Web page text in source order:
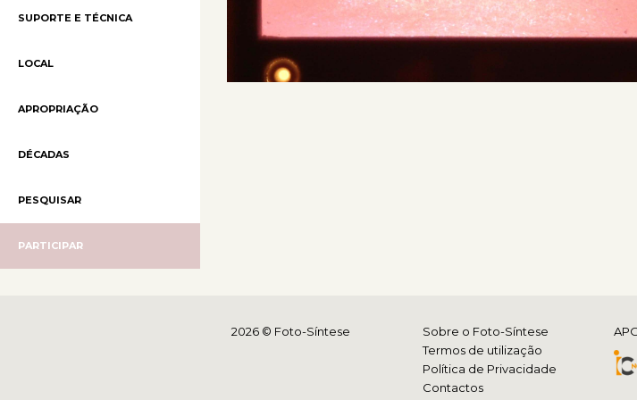
SUPORTE E TÉCNICA
LOCAL
APROPRIAÇÃO
DÉCADAS
PESQUISAR
PARTICIPAR
Sobre o Foto-Síntese
Termos de utilização
Política de Privacidade
Contactos
2026 © Foto-Síntese